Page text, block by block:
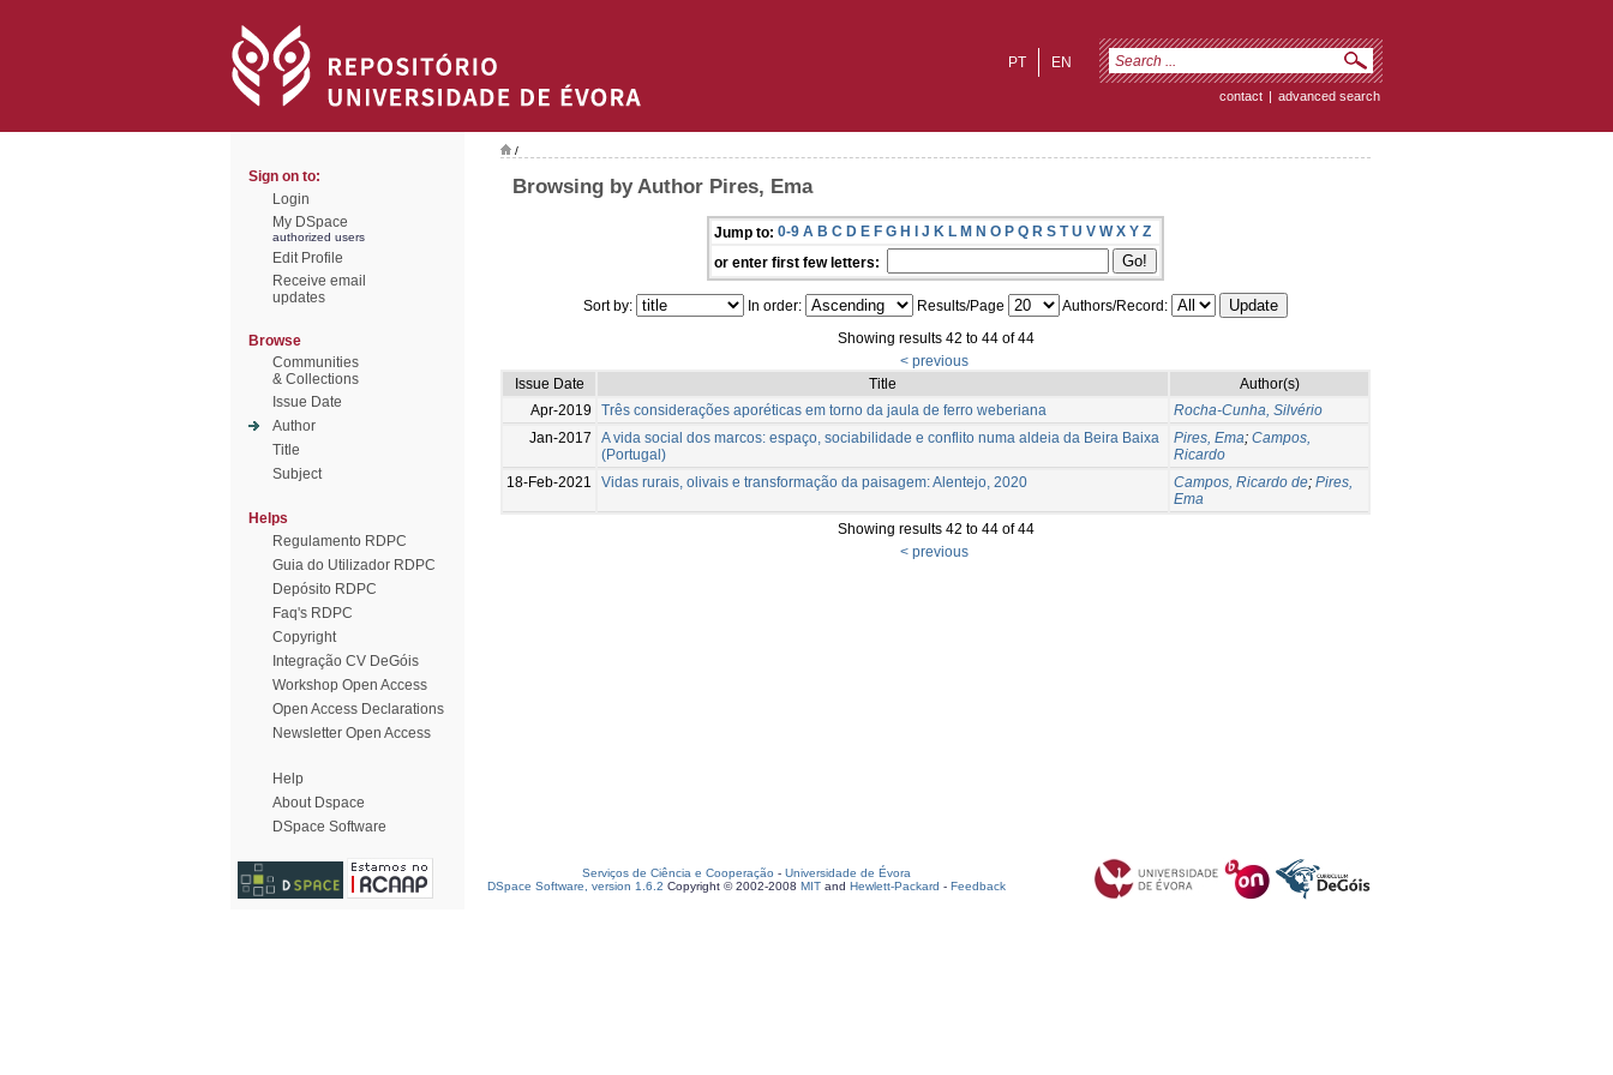
EN
PT
contact | advanced search
Sign on to:
Login
My DSpace
authorized users
Edit Profile
Receive email
updates
Browse
Communities
& Collections
Issue Date
Author
Title
Subject
Helps
Regulamento RDPC
Guia do Utilizador RDPC
Depósito RDPC
Faq's RDPC
Copyright
Integração CV DeGóis
Workshop Open Access
Open Access Declarations
Newsletter Open Access
Help
About Dspace
DSpace Software
/
Browsing by Author Pires, Ema
Jump to: 0-9 A B C D E F G H I J K L M N O P Q R S T U V W X Y Z
or enter first few letters:
Sort by: In order: Results/Page
Authors/Record:
Showing results 42 to 44 of 44
< previous
Issue Date
Title
Author(s)
Apr-2019
Três considerações aporéticas em torno da jaula de ferro weberiana
Rocha-Cunha, Silvério
Jan-2017
A vida social dos marcos: espaço, sociabilidade e conflito numa aldeia da Beira Baixa
(Portugal)
Pires, Ema; Campos,
Ricardo
18-Feb-2021
Vidas rurais, olivais e transformação da paisagem: Alentejo, 2020 Campos, Ricardo de; Pires,
Ema
Showing results 42 to 44 of 44
< previous
Serviços de Ciência e Cooperação - Universidade de Évora
DSpace Software, version 1.6.2 Copyright © 2002-2008 MIT and Hewlett-Packard - Feedback